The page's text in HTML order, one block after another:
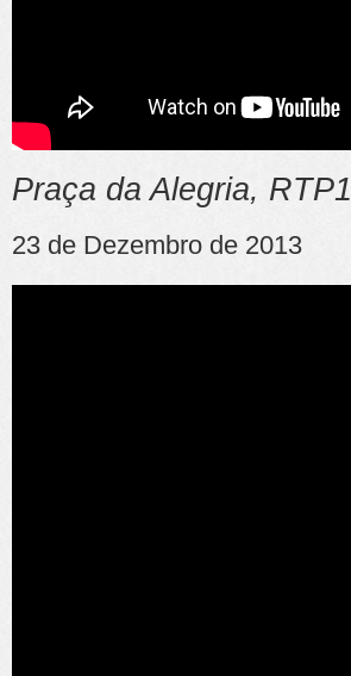
Praça da Alegria, RTP1
23 de Dezembro de 2013